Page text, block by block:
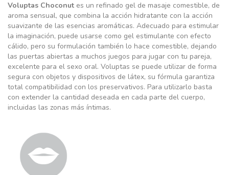
Voluptas Choconut es un refinado gel de masaje comestible, de
aroma sensual, que combina la acción hidratante con la acción
suavizante de las esencias aromáticas. Adecuado para estimular
la imaginación, puede usarse como gel estimulante con efecto
cálido, pero su formulación también lo hace comestible, dejando
las puertas abiertas a muchos juegos para jugar con tu pareja,
excelente para el sexo oral. Voluptas se puede utilizar de forma
segura con objetos y dispositivos de látex, su fórmula garantiza
total compatibilidad con los preservativos. Para utilizarlo basta
con extender la cantidad deseada en cada parte del cuerpo,
incluidas las zonas más íntimas.